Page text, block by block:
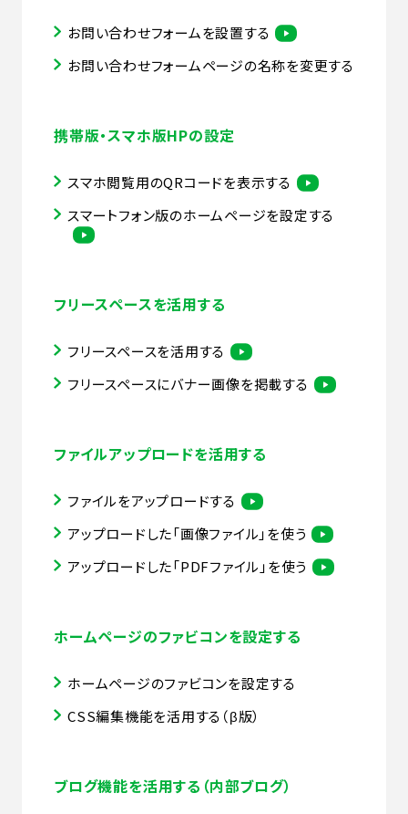
お問い合わせフォームを設置する
お問い合わせフォームページの名称を変更する
携帯版・スマホ版HPの設定
スマホ閲覧用のQRコードを表示する
スマートフォン版のホームページを設定する
フリースペースを活用する
フリースペースを活用する
フリースペースにバナー画像を掲載する
ファイルアップロードを活用する
ファイルをアップロードする
アップロードした「画像ファイル」を使う
アップロードした「PDFファイル」を使う
ホームページのファビコンを設定する
ホームページのファビコンを設定する
CSS編集機能を活用する（β版）
ブログ機能を活用する（内部ブログ）